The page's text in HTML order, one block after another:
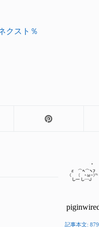
クスト％
記事本文: